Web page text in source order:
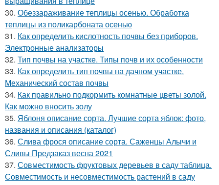
30. Обеззараживание теплицы осенью. Обработка
теплицы из поликарбоната осенью
31. Как определить кислотность почвы без приборов.
Электронные анализаторы
32. Тип почвы на участке. Типы почв и их особенности
33. Как определить тип почвы на дачном участке.
Механический состав почвы
34. Как правильно подкормить комнатные цветы золой.
Как можно вносить золу
35. Яблоня описание сорта. Лучшие сорта яблок: фото,
названия и описания (каталог)
36. Слива фрося описание сорта. Саженцы Алычи и
Сливы Предзаказ весна 2021
37. Совместимость фруктовых деревьев в саду таблица.
Совместимость и несовместимость растений в саду